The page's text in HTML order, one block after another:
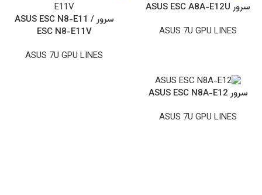
سرور ASUS ESC A8A-E12U
ASUS 7U GPU LINES
سرور ASUS ESC N8-E11 /
ESC N8-E11V
ASUS 7U GPU LINES
سرور ASUS ESC N8A-E12
ASUS 7U GPU LINES